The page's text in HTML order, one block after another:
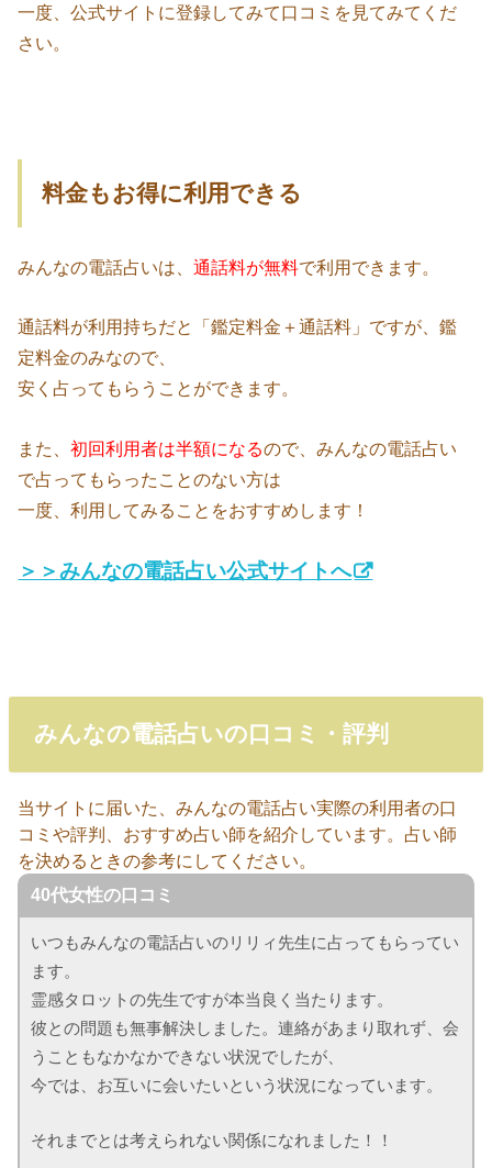
一度、公式サイトに登録してみて口コミを見てみてくだ
さい。
料金もお得に利用できる
みんなの電話占いは、通話料が無料で利用できます。
通話料が利用持ちだと「鑑定料金＋通話料」ですが、鑑
定料金のみなので、
安く占ってもらうことができます。
また、初回利用者は半額になるので、みんなの電話占い
で占ってもらったことのない方は
一度、利用してみることをおすすめします！
＞＞みんなの電話占い公式サイトへ
みんなの電話占いの口コミ・評判
当サイトに届いた、みんなの電話占い実際の利用者の口
コミや評判、おすすめ占い師を紹介しています。占い師
を決めるときの参考にしてください。
40代女性の口コミ
いつもみんなの電話占いのリリィ先生に占ってもらってい
ます。
霊感タロットの先生ですが本当良く当たります。
彼との問題も無事解決しました。連絡があまり取れず、会
うこともなかなかできない状況でしたが、
今では、お互いに会いたいという状況になっています。
それまでとは考えられない関係になれました！！